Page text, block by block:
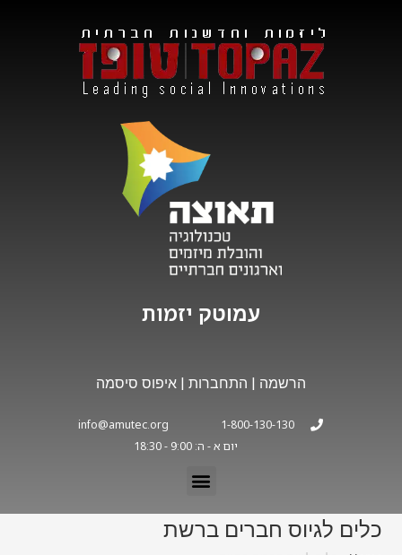
עמוטק יזמות
הרשמה | התחברות | איפוס סיסמה
1-800-130-130
info@amutec.org
יום א - ה: 9:00 - 18:30
כלים לגיוס חברים ברשת